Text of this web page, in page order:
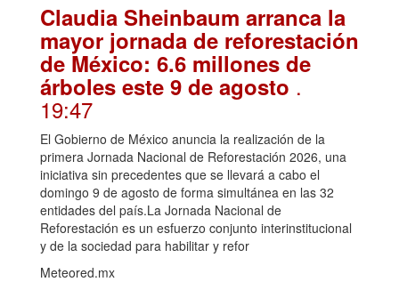
Claudia Sheinbaum arranca la
mayor jornada de reforestación
de México: 6.6 millones de
árboles este 9 de agosto .
19:47
El Gobierno de México anuncia la realización de la
primera Jornada Nacional de Reforestación 2026, una
iniciativa sin precedentes que se llevará a cabo el
domingo 9 de agosto de forma simultánea en las 32
entidades del país.La Jornada Nacional de
Reforestación es un esfuerzo conjunto interinstitucional
y de la sociedad para habilitar y refor
Meteored.mx